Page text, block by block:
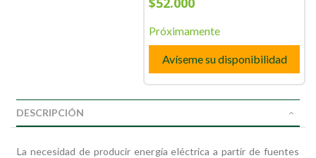
Próximamente
Avíseme su disponibilidad
DESCRIPCIÓN
La necesidad de producir energía eléctrica a partir de fuentes